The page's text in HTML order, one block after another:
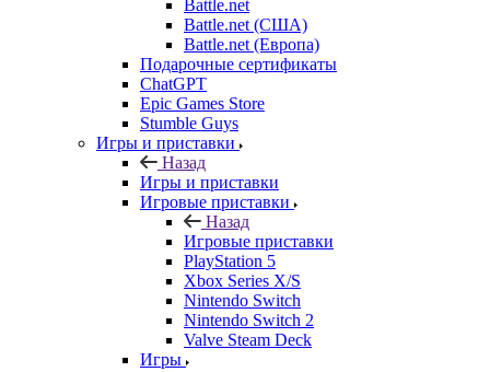
Battle.net
Battle.net (США)
Battle.net (Европа)
Подарочные сертификаты
ChatGPT
Epic Games Store
Stumble Guys
Игры и приставки
Назад
Игры и приставки
Игровые приставки
Назад
Игровые приставки
PlayStation 5
Xbox Series X/S
Nintendo Switch
Nintendo Switch 2
Valve Steam Deck
Игры